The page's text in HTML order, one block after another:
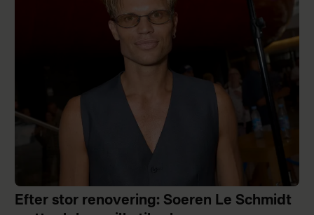
Efter stor renovering: Soeren Le Schmidt